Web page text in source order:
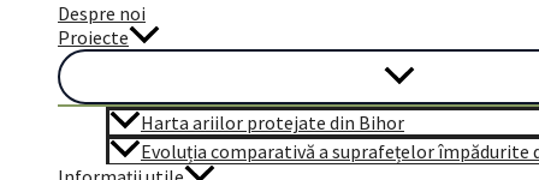
Despre noi
Proiecte
Harta ariilor protejate din Bihor
Evoluția comparativă a suprafețelor împădurite